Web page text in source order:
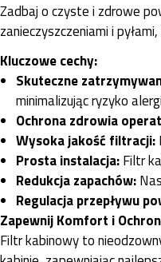
Zadbaj o czyste i zdrowe
zanieczyszczeniami i
Kluczowe cechy:
Skuteczne
minimalizując ryzyko
Ochrona zdrowia
Wysoka jakość filtracji:
Prosta instalacja:Filtr
Redukcja zapachów:
Regulacja przepływu
Zapewnij Komfort i
Filtr kabinowy to